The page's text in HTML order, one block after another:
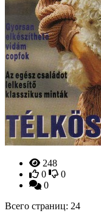
248
0
0
0
Всего страниц: 24